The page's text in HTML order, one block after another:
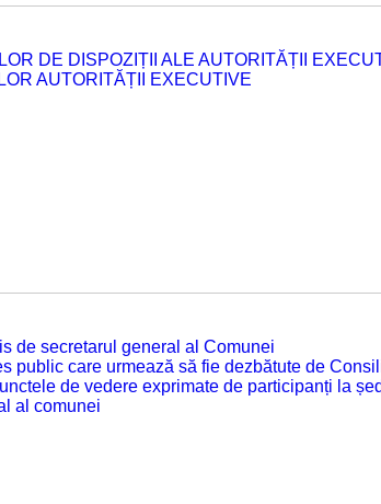
DE DISPOZIȚII ALE AUTORITĂȚII
AUTORITĂȚII EXECUTIVE
de secretarul general al Comunei
public care urmează să fie dezbătute de
de vedere exprimate de participanți la
al comunei